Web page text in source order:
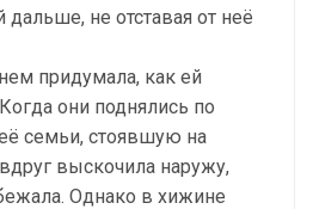
не отставая от неё
придумала, как ей
они поднялись по
семьи, стоявшую на
выскочила наружу,
Однако в хижине